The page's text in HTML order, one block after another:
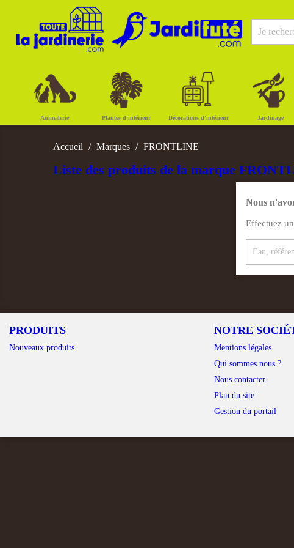
Animalerie Plantes d'intérieur Décorations d'intérieur Jardinage
Accueil Marques FRONTLINE
Liste des produits de la marque
Nous
Effectuez
PRODUITS
Nouveaux produits
NOTRE
Mentions légales
Qui sommes nous ?
Nous contacter
Plan du site
Gestion du portail